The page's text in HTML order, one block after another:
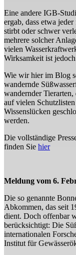
Eine andere IGB-
ergab, dass etwa
stirbt oder schwer
mehrere solcher
vielen
Wirksamkeit ist
Wie wir hier im Blog
wandernde
wandernder
auf vielen
Wissenslücken
werden.
Die vollständige
finden Sie hier
Meldung vom 6.
Die so genannte
Abkommen, das seit
dient. Doch offenbar
berücksichtigt: Die
internationalen
Institut für